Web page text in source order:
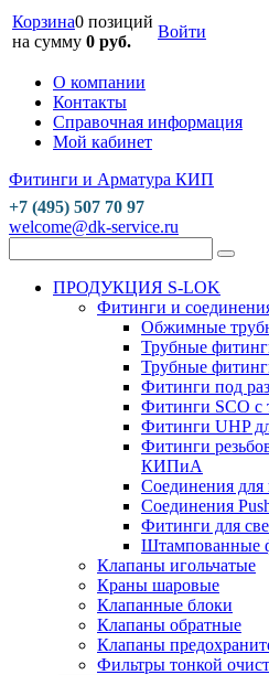
Корзина0 позиций
на сумму 0 руб.
Войти
О компании
Контакты
Справочная информация
Мой кабинет
Фитинги и Арматура КИП
+7 (495) 507 70 97
welcome@dk-service.ru
ПРОДУКЦИЯ S-LOK
Фитинги и
Обжимные
Трубные
Трубные
Фитинги под
Фитинги SCO с
Фитинги UHP
Фитинги
КИПиА
Соединения для
Соединения
Фитинги для
Штампованные
Клапаны игольчатые
Краны шаровые
Клапанные блоки
Клапаны обратные
Клапаны
Фильтры тонкой